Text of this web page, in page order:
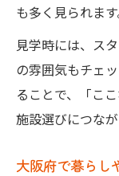
も多く見られます
見学時には、ス
の雰囲気もチェ
ることで、「こ
施設選びにつなが
大阪府で暮らし